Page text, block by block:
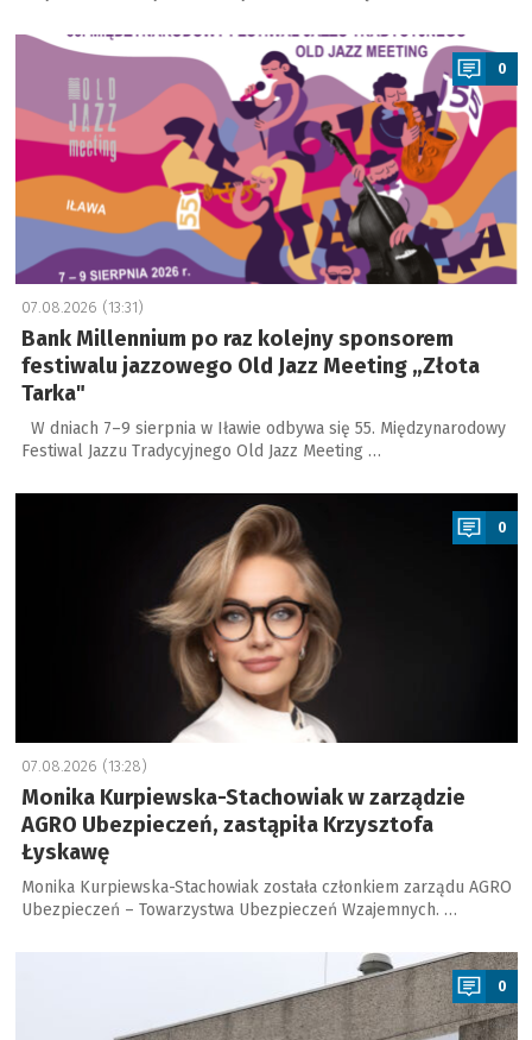
a
0
07.08.2026 (13:31)
Bank Millennium po raz kolejny sponsorem
festiwalu jazzowego Old Jazz Meeting „Złota
Tarka"
W dniach 7–9 sierpnia w Iławie odbywa się 55. Międzynarodowy
Festiwal Jazzu Tradycyjnego Old Jazz Meeting …
a
0
07.08.2026 (13:28)
Monika Kurpiewska-Stachowiak w zarządzie
AGRO Ubezpieczeń, zastąpiła Krzysztofa
Łyskawę
Monika Kurpiewska-Stachowiak została członkiem zarządu AGRO
Ubezpieczeń – Towarzystwa Ubezpieczeń Wzajemnych. …
0